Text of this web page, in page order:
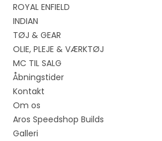
ROYAL ENFIELD
INDIAN
TØJ & GEAR
OLIE, PLEJE & VÆRKTØJ
MC TIL SALG
Åbningstider
Kontakt
Om os
Aros Speedshop Builds
Galleri